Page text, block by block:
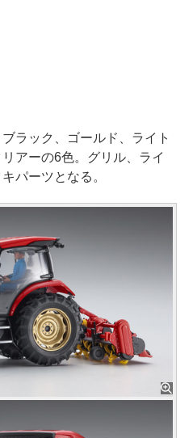
ラック、ゴールド、ライト
アーの6色。グリル、ライ
パーツとなる。